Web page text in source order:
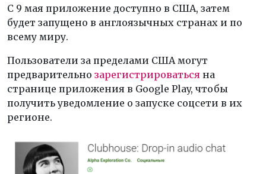
С 9 мая приложение доступно в США, затем
будет запущено в англоязычных странах и по
всему миру.
Пользователи за пределами США могут
предварительно зарегистрироваться на
странице приложения в Google Play, чтобы
получить уведомление о запуске соцсети в их
регионе.